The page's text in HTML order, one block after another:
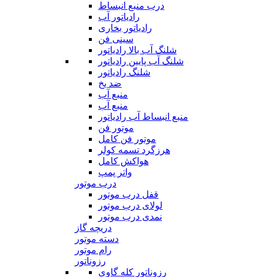
درب منبع انبساط
رادیاتور آب
رادیاتور بخاری
سینی فن
شلنگ آب بالا رادیاتور
شلنگ آب پایین رادیاتور
شلنگ رادیاتور
ضد یخ
منبع آب
منبع آب
منبع انبساط آب رادیاتور
موتور فن
موتور فن کامل
هرزگرد تسمه کولر
هواکش کامل
واتر پمپ
درب موتور
قفل درب موتور
لولای درب موتور
نمدی درب موتور
دریچه گاز
دسته موتور
رام موتور
رزوناتور
رزوناتور کله گاوی